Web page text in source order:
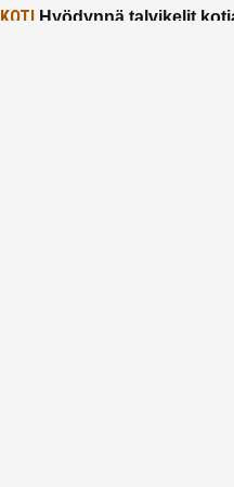
KOTIHyödynnä talvikelit